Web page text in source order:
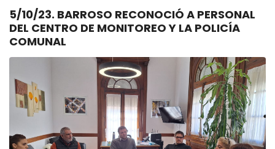
5/10/23. BARROSO RECONOCIÓ A PERSONAL
DEL CENTRO DE MONITOREO Y LA POLICÍA
COMUNAL